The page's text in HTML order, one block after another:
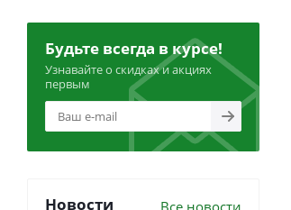
Будьте всегда в курсе!
Узнавайте о скидках и акциях
первым
Новости Все новости